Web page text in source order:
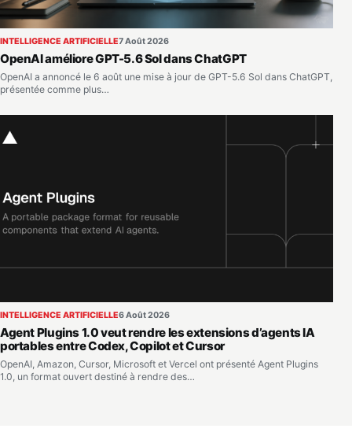
INTELLIGENCE ARTIFICIELLE7 Août 2026
OpenAI améliore GPT-5.6 Sol dans ChatGPT
OpenAI a annoncé le 6 août une mise à jour de GPT-5.6 Sol dans ChatGPT,
présentée comme plus…
INTELLIGENCE ARTIFICIELLE6 Août 2026
Agent Plugins 1.0 veut rendre les extensions d’agents IA
portables entre Codex, Copilot et Cursor
OpenAI, Amazon, Cursor, Microsoft et Vercel ont présenté Agent Plugins
1.0, un format ouvert destiné à rendre des…